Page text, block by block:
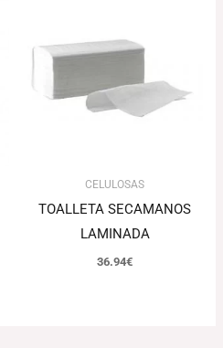
CELULOSAS
TOALLETA SECAMANOS
LAMINADA
36.94€